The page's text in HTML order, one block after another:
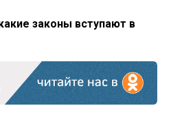
законы вступают в